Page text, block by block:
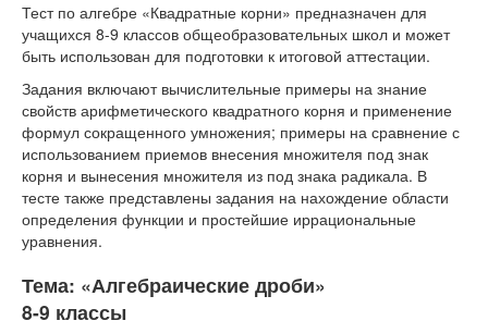
Тест по алгебре «Квадратные корни» предназначен для
учащихся 8-9 классов общеобразовательных школ и может
быть использован для подготовки к итоговой аттестации.
Задания включают вычислительные примеры на знание
свойств арифметического квадратного корня и применение
формул сокращенного умножения; примеры на сравнение с
использованием приемов внесения множителя под знак
корня и вынесения множителя из под знака радикала. В
тесте также представлены задания на нахождение области
определения функции и простейшие иррациональные
уравнения.
Тема: «Алгебраические дроби»
8-9 классы